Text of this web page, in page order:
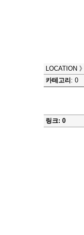
LOCATION 》
카테고리 : 0
링크: 0